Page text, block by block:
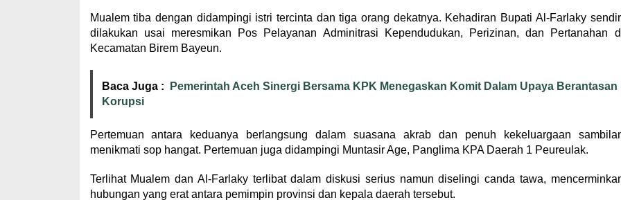
Mualem tiba dengan didampingi istri tercinta dan tiga orang dekatnya. Kehadiran Bupati Al-Farlaky
dilakukan usai meresmikan Pos Pelayanan Adminitrasi Kependudukan, Perizinan, dan Pertanahan
Kecamatan Birem Bayeun.
Baca Juga :
Pemerintah Aceh Sinergi Bersama KPK Menegaskan Komit Dalam Upaya Berantasan
Korupsi
Pertemuan antara keduanya berlangsung dalam suasana akrab dan penuh kekeluargaan
menikmati sop hangat. Pertemuan juga didampingi Muntasir Age, Panglima KPA Daerah 1 Peureulak.
Terlihat Mualem dan Al-Farlaky terlibat dalam diskusi serius namun diselingi canda tawa,
hubungan yang erat antara pemimpin provinsi dan kepala daerah tersebut.